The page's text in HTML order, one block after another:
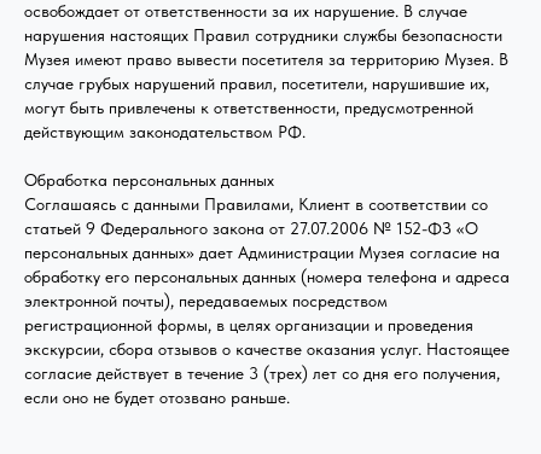
освобождает от ответственности за их нарушение. В случае
нарушения настоящих Правил сотрудники службы безопасности
Музея имеют право вывести посетителя за территорию Музея. В
случае грубых нарушений правил, посетители, нарушившие их,
могут быть привлечены к ответственности, предусмотренной
действующим законодательством РФ.
Обработка персональных данных
Соглашаясь с данными Правилами, Клиент в соответствии со
статьей 9 Федерального закона от 27.07.2006 № 152-ФЗ «О
персональных данных» дает Администрации Музея согласие на
обработку его персональных данных (номера телефона и адреса
электронной почты), передаваемых посредством
регистрационной формы, в целях организации и проведения
экскурсии, сбора отзывов о качестве оказания услуг. Настоящее
согласие действует в течение 3 (трех) лет со дня его получения,
если оно не будет отозвано раньше.